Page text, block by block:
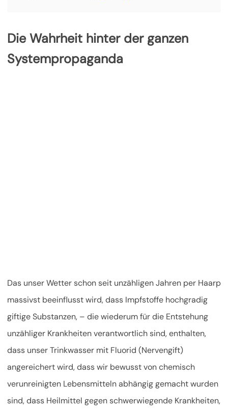
Die Wahrheit hinter der ganzen
Systempropaganda
Das unser Wetter schon seit unzähligen Jahren per Haarp
massivst beeinflusst wird, dass Impfstoffe hochgradig
giftige Substanzen, – die wiederum für die Entstehung
unzähliger Krankheiten verantwortlich sind, enthalten,
dass unser Trinkwasser mit Fluorid (Nervengift)
angereichert wird, dass wir bewusst von chemisch
verunreinigten Lebensmitteln abhängig gemacht wurden
sind, dass Heilmittel gegen schwerwiegende Krankheiten,